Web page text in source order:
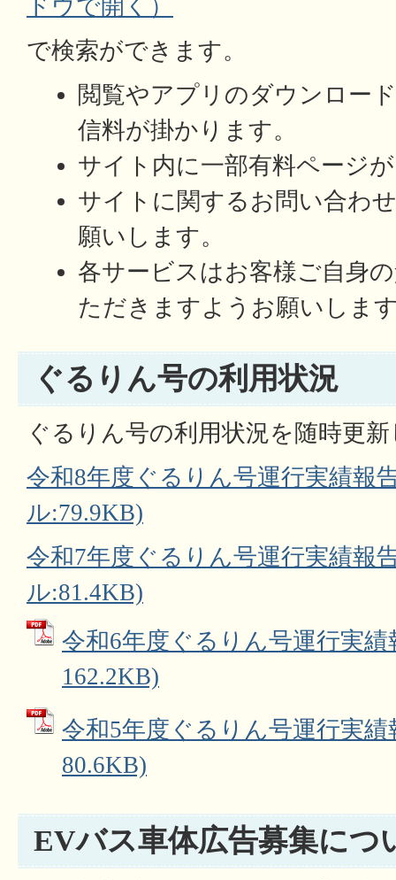
ドウで開く）
で検索ができます。
閲覧やアプリのダウンロー
信料が掛かります。
サイト内に一部有料ページ
サイトに関するお問い合わ
願いします。
各サービスはお客様ご自身
ただきますようお願いしま
ぐるりん号の利用状況
ぐるりん号の利用状況を随時更
令和8年度ぐるりん号運行実績報
ル:79.9KB)
令和7年度ぐるりん号運行実績報
ル:81.4KB)
令和6年度ぐるりん号運行実
162.2KB)
令和5年度ぐるりん号運行実
80.6KB)
EVバス車体広告募集につ